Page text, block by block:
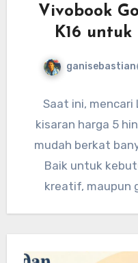
Vivobook
K16 untuk
ganisebastian
Saat ini, mencari
kisaran harga 5
mudah berkat
Baik untuk
kreatif, maupun